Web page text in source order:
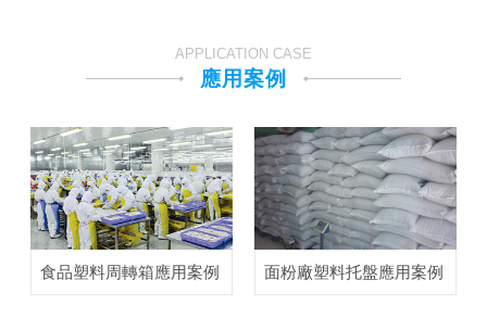
APPLICATION CASE
應用案例
食品塑料周轉箱應用案例 面粉廠塑料托盤應用案例